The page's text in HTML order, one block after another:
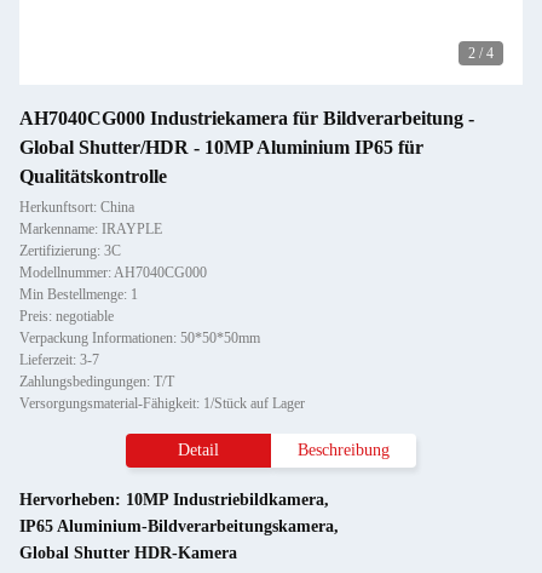
2 / 4
AH7040CG000 Industriekamera für Bildverarbeitung -
Global Shutter/HDR - 10MP Aluminium IP65 für
Qualitätskontrolle
Herkunftsort: China
Markenname: IRAYPLE
Zertifizierung: 3C
Modellnummer: AH7040CG000
Min Bestellmenge: 1
Preis: negotiable
Verpackung Informationen: 50*50*50mm
Lieferzeit: 3-7
Zahlungsbedingungen: T/T
Versorgungsmaterial-Fähigkeit: 1/Stück auf Lager
Detail Beschreibung
Hervorheben: 10MP Industriebildkamera,
IP65 Aluminium-Bildverarbeitungskamera,
Global Shutter HDR-Kamera